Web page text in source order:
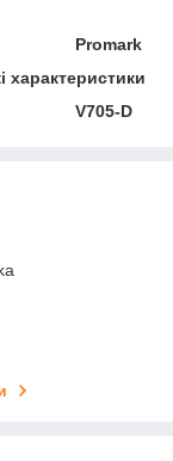
Promark
характеристики
V705-D